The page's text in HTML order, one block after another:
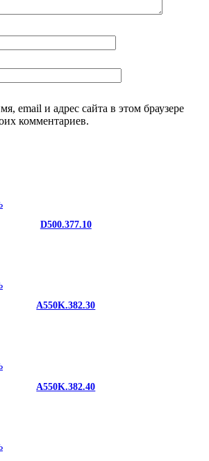
email и адрес сайта в этом браузере
комментариев.
D500.377.10
A550K.382.30
A550K.382.40